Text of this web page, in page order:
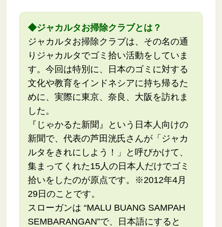
◆ジャカルタお掃除クラブとは？
ジャカルタお掃除クラブは、その名の通
りジャカルタでゴミ拾い活動をしていま
す。今回は特別に、日本のゴミに対する
文化や教育をインドネシアに持ち帰るた
めに、実際に東京、奈良、大阪を訪れま
した。
『じゃかるた新聞』という日本人向けの
新聞で、代表の芦田洸氏さんが「ジャカ
ルタをきれにしよう！」と呼びかけて、
集まってくれた15人の日本人だけでゴミ
拾いをしたのが原点です。※2012年4月
29日のことです。
スローガンは “MALU BUANG SAMPAH
SEMBARANGAN”で、日本語にすると